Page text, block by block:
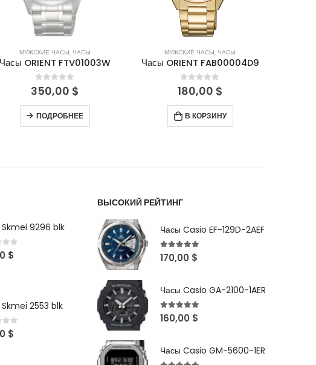
МУЖСКИЕ ЧАСЫ, ЧАСЫ
Часы ORIENT FAB00004D9
0out of 5
180,00 $
В КОРЗИНУ
МУЖСКИЕ ЧАСЫ, ЧАСЫ
Часы ORIENT FAL00001W0
0out of 5
300,00$
В КОРЗИНУ
9296 blk
of 5
$
2553 blk
of 5
$
ВЫСОКИЙ РЕЙТИНГ
Часы Casio EF-129D-2AEF
5out of 5
170,00 $
Часы Casio GA-2100-1AER
5out of 5
160,00 $
Часы Casio GM-5600-1ER